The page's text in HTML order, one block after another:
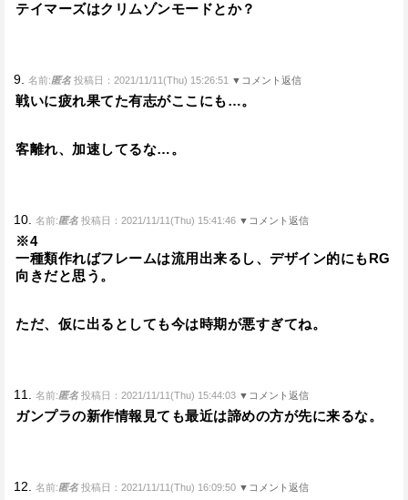
テイマーズはクリムゾンモードとか？
9. 名前:匿名 投稿日：2021/11/11(Thu) 15:26:51 ▼コメント返信
戦いに疲れ果てた有志がここにも…。
客離れ、加速してるな…。
10. 名前:匿名 投稿日：2021/11/11(Thu) 15:41:46 ▼コメント返信
※4
一種類作ればフレームは流用出来るし、デザイン的にもRG
向きだと思う。
ただ、仮に出るとしても今は時期が悪すぎてね。
11. 名前:匿名 投稿日：2021/11/11(Thu) 15:44:03 ▼コメント返信
ガンプラの新作情報見ても最近は諦めの方が先に来るな。
12. 名前:匿名 投稿日：2021/11/11(Thu) 16:09:50 ▼コメント返信